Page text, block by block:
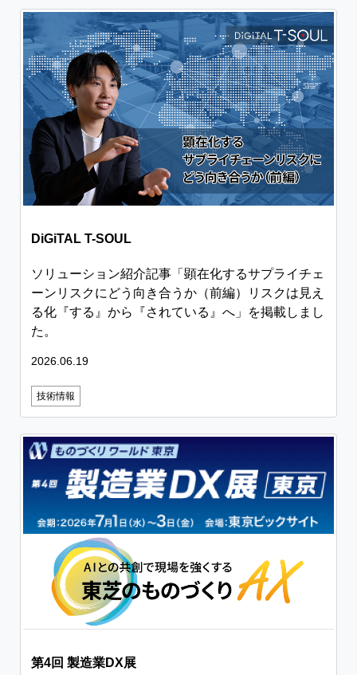
DiGiTAL T-SOUL
ソリューション紹介記事「顕在化するサプライチェ
ーンリスクにどう向き合うか（前編）リスクは見え
る化『する』から『されている』へ」を掲載しまし
た。
2026.06.19
技術情報
第4回 製造業DX展